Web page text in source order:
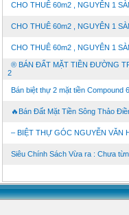
CHO THUÊ 60m2 , NGUYÊN 1
CHO THUÊ 60m2 , NGUYÊN 1
CHO THUÊ 60m2 , NGUYÊN 1
®️ BÁN ĐẤT MẶT TIỀN ĐƯỜNG
2
Bán biệt thự 2 mặt tiền Compound
🔥Bán Đất Mặt Tiền Sông Thảo
– BIỆT THỰ GÓC NGUYỄN VĂN
Siêu Chính Sách Vừa ra : Chưa